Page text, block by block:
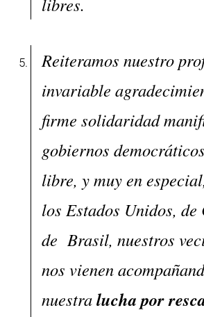
libres.
Reiteramos nuestro
invariable
firme solidaridad
gobiernos
libre, y muy en
los Estados Unidos,
de Brasil, nuestros
nos vienen
nuestralucha por